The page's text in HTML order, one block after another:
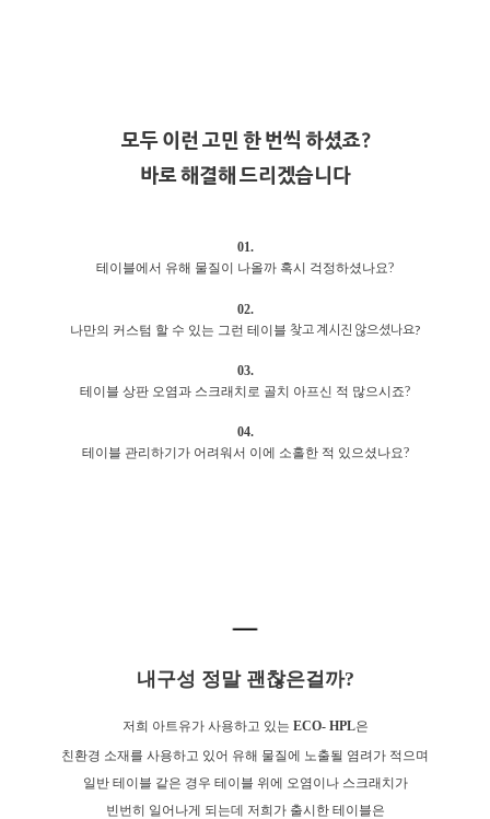
모두 이런 고민 한 번씩 하셨죠?
바로 해결해 드리겠습니다
01.
테이블에서 유해 물질이 나올까 혹시 걱정하셨나요?
02.
나만의 커스텀 할 수 있는 그런 테이블 찾고 계시진 않으셨나요?
03.
테이블 상판 오염과 스크래치로 골치 아프신 적 많으시죠?
04.
테이블 관리하기가 어려워서 이에 소홀한 적 있으셨나요?
내구성 정말 괜찮은걸까?
저희 아트유가 사용하고 있는 ECO- HPL은
친환경 소재를 사용하고 있어 유해 물질에 노출될 염려가 적으며
일반 테이블 같은 경우 테이블 위에 오염이나 스크래치가
빈번히 일어나게 되는데 저희가 출시한 테이블은